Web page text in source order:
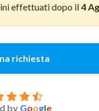
effettuati dopo il4
richiesta
by Google